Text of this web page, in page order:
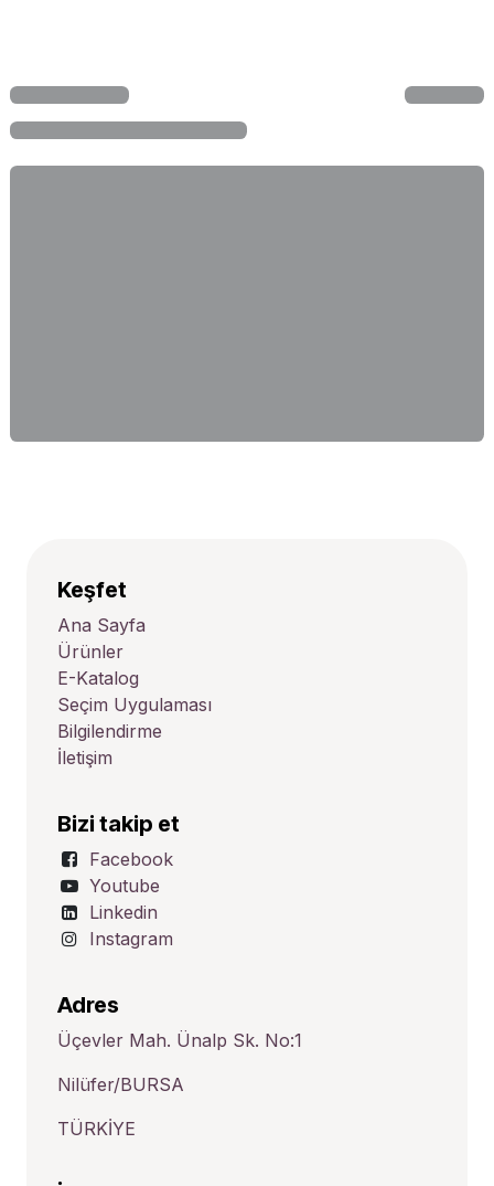
Keşfet
Ana Sayfa
Ürünler
E-Katalog
Seçim Uygulaması
Bilgilendirme
İletişim
Bizi takip et
Facebook
Youtube
Linkedin
Instagram
Adres
Üçevler Mah. Ünalp Sk. No:1
Nilüfer/BURSA
TÜRKİYE